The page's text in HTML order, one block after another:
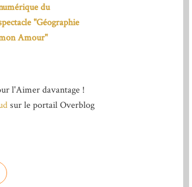
du
"Géographie
Amour"
l'Aimer davantage !
sur le portail Overblog